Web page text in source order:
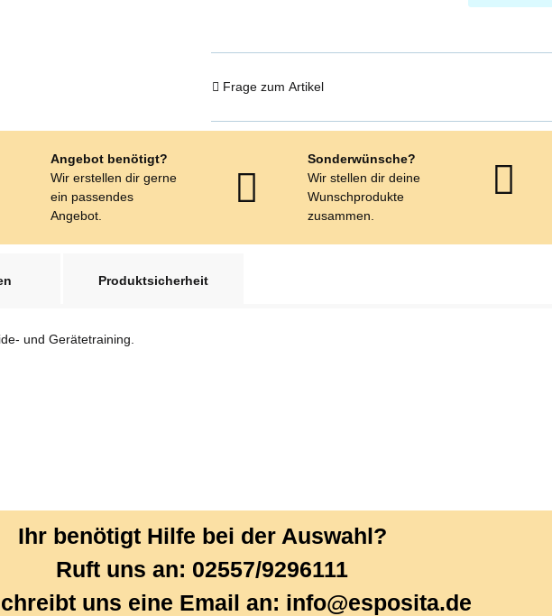
Frage zum Artikel
Angebot benötigt?
Wir erstellen dir gerne
ein passendes
Angebot.
Sonderwünsche?
Wir stellen dir deine
Wunschprodukte
zusammen.
Produktsicherheit
und Gerätetraining.
Ihr benötigt Hilfe bei der Auswahl?
Ruft uns an: 02557/9296111
uns eine Email an: info@esposita.de